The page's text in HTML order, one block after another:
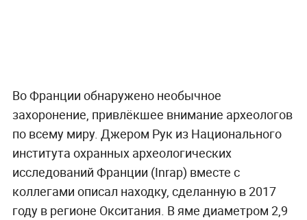
Во Франции обнаружено необычное
захоронение, привлёкшее внимание археологов
по всему миру. Джером Рук из Национального
института охранных археологических
исследований Франции (Inrap) вместе с
коллегами описал находку, сделанную в 2017
году в регионе Окситания. В яме диаметром 2,9